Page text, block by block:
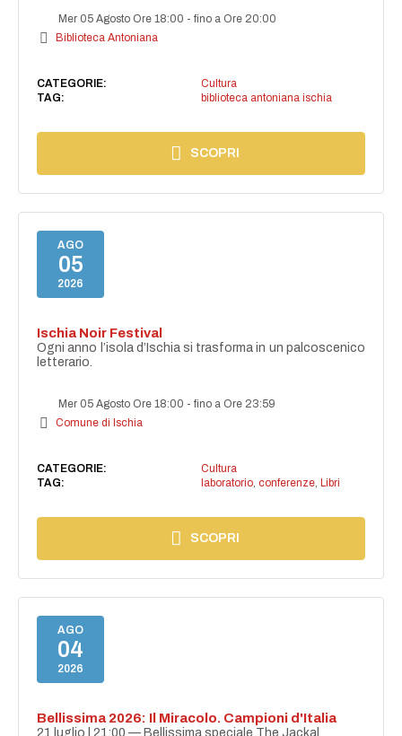
Mer 05 Agosto Ore 18:00 -fino a Ore 20:00
Biblioteca Antoniana
CATEGORIE:
Cultura
TAG:
biblioteca antoniana ischia
SCOPRI
AGO
05
2026
Ischia Noir Festival
Ogni anno l’isola d’Ischia si trasforma in un palcoscenico
letterario.
Mer 05 Agosto Ore 18:00 -fino a Ore 23:59
Comune di Ischia
CATEGORIE:
Cultura
TAG:
laboratorio, conferenze, Libri
SCOPRI
AGO
04
2026
Bellissima 2026: Il Miracolo. Campioni d'Italia
21 luglio | 21:00 — Bellissima speciale The Jackal